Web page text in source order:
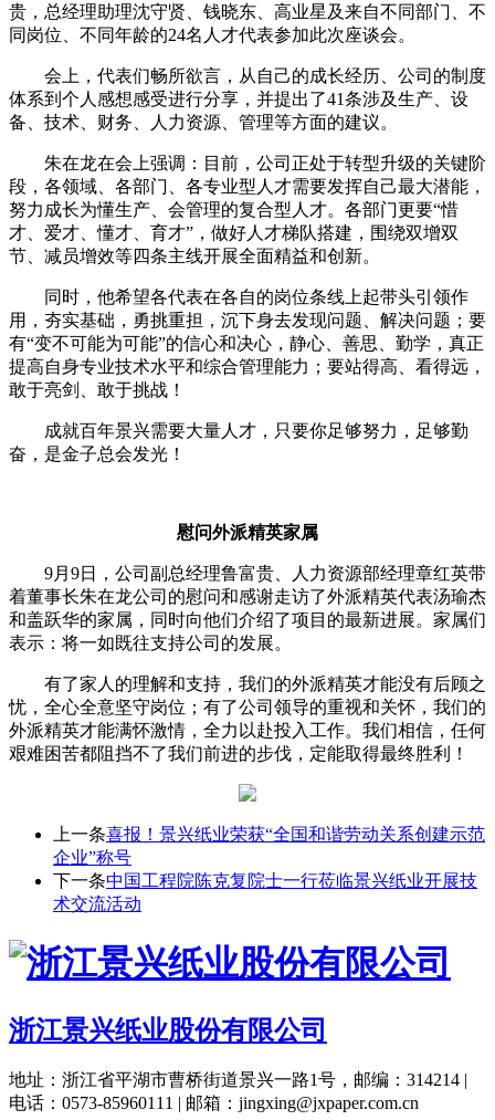
贵，总经理助理沈守贤、钱晓东、高业星及来自不同部门、不
同岗位、不同年龄的24名人才代表参加此次座谈会。
会上，代表们畅所欲言，从自己的成长经历、公司的制度
体系到个人感想感受进行分享，并提出了41条涉及生产、设
备、技术、财务、人力资源、管理等方面的建议。
朱在龙在会上强调：目前，公司正处于转型升级的关键阶
段，各领域、各部门、各专业型人才需要发挥自己最大潜能，
努力成长为懂生产、会管理的复合型人才。各部门更要“惜
才、爱才、懂才、育才”，做好人才梯队搭建，围绕双增双
节、减员增效等四条主线开展全面精益和创新。
同时，他希望各代表在各自的岗位条线上起带头引领作
用，夯实基础，勇挑重担，沉下身去发现问题、解决问题；要
有“变不可能为可能”的信心和决心，静心、善思、勤学，真正
提高自身专业技术水平和综合管理能力；要站得高、看得远，
敢于亮剑、敢于挑战！
成就百年景兴需要大量人才，只要你足够努力，足够勤
奋，是金子总会发光！
慰问外派精英家属
9月9日，公司副总经理鲁富贵、人力资源部经理章红英带
着董事长朱在龙公司的慰问和感谢走访了外派精英代表汤瑜杰
和盖跃华的家属，同时向他们介绍了项目的最新进展。家属们
表示：将一如既往支持公司的发展。
有了家人的理解和支持，我们的外派精英才能没有后顾之
忧，全心全意坚守岗位；有了公司领导的重视和关怀，我们的
外派精英才能满怀激情，全力以赴投入工作。我们相信，任何
艰难困苦都阻挡不了我们前进的步伐，定能取得最终胜利！
上一条喜报！景兴纸业荣获“全国和谐劳动关系创建示范
企业”称号
下一条中国工程院陈克复院士一行莅临景兴纸业开展技
术交流活动
浙江景兴纸业股份有限公司
地址：浙江省平湖市曹桥街道景兴一路1号，邮编：314214 |
电话：0573-85960111 | 邮箱：jingxing@jxpaper.com.cn